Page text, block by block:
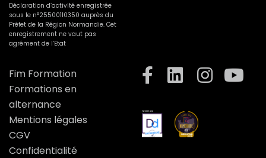
Déclaration d’activité enregistrée
sous le n°25500110350 auprès du
Préfet de la Région Normandie. Cet
enregistrement ne vaut pas
agrément de l’Etat
Fim Formation
Formations en
alternance
Mentions légales
CGV
Confidentialité